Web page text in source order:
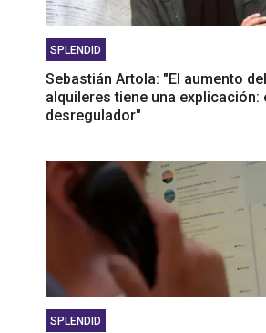
SPLENDID
Sebastián Artola: "El aumento
alquileres tiene una explicación:
desregulador"
SPLENDID